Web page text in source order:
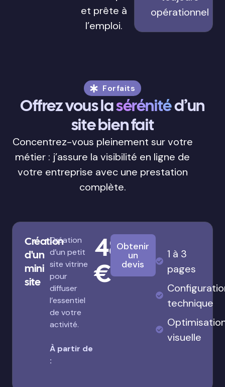
et prête à
l’emploi.
opérationnel
Forfaits
Offrez vous lasérénitéd’un
site bien fait
Concentrez-vous pleinement sur votre
métier : j’assure la visibilité en ligne de
votre entreprise avec une prestation
complète.
Création
d'un
mini
site
Création
d’un petit
site vitrine
pour
diffuser
l’essentiel
de votre
activité.
À partir de
:
480
€
Obtenir
un
devis
1 à 3
pages
technique
visuelle